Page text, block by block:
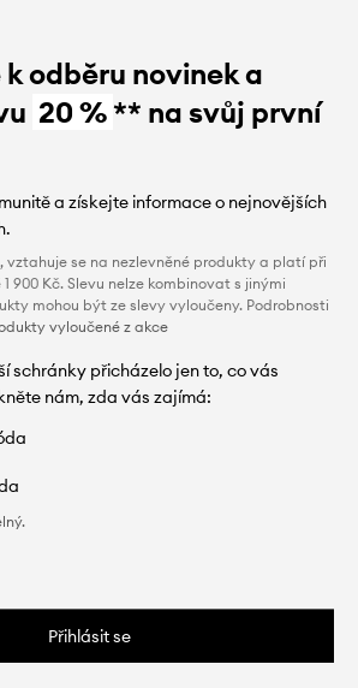
odběru novinek a
20 %** na svůj první
a získejte informace o nejnovějších
vztahuje se na nezlevněné produkty a platí při
900 Kč. Slevu nelze kombinovat s jinými
mohou být ze slevy vyloučeny. Podrobnosti
vyloučené z akce
schránky přicházelo jen to, co vás
nám, zda vás zajímá:
Přihlásit se